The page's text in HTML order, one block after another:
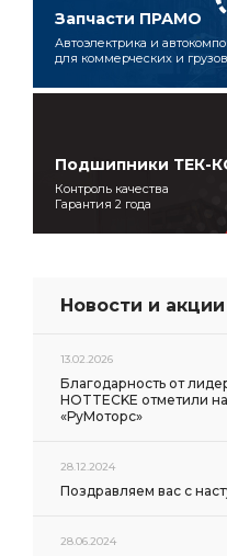
Запчасти ПРАМО
Автоэлектрика и
для коммерческих и
Подшипники ТЕК-
Контроль качества
Гарантия 2 года
Новости и акции
13.02.2026
Благодарность от
HOTTECKE отметили
«РуМоторс»
28.12.2024
Поздравляем вас с
28.06.2024